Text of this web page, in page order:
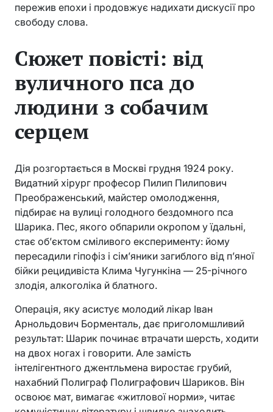
пережив епохи і продовжує надихати дискусії про
свободу слова.
Сюжет повісті: від
вуличного пса до
людини з собачим
серцем
Дія розгортається в Москві грудня 1924 року.
Видатний хірург професор Пилип Пилипович
Преображенський, майстер омолодження,
підбирає на вулиці голодного бездомного пса
Шарика. Пес, якого обпарили окропом у їдальні,
стає об’єктом сміливого експерименту: йому
пересадили гіпофіз і сім’яники загиблого від п’яної
бійки рецидивіста Клима Чугункіна — 25-річного
злодія, алкоголіка й блатного.
Операція, яку асистує молодий лікар Іван
Арнольдович Борменталь, дає приголомшливий
результат: Шарик починає втрачати шерсть, ходити
на двох ногах і говорити. Але замість
інтелігентного джентльмена виростає грубий,
нахабний Полиграф Полиграфович Шариков. Він
освоює мат, вимагає «житлової норми», читає